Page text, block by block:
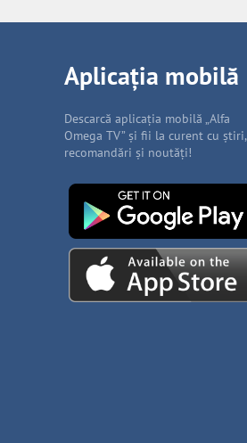
Aplicația mobilă
Descarcă aplicația mobilă „Alfa
Omega TV” și fii la curent cu știri,
recomandări și noutăți!